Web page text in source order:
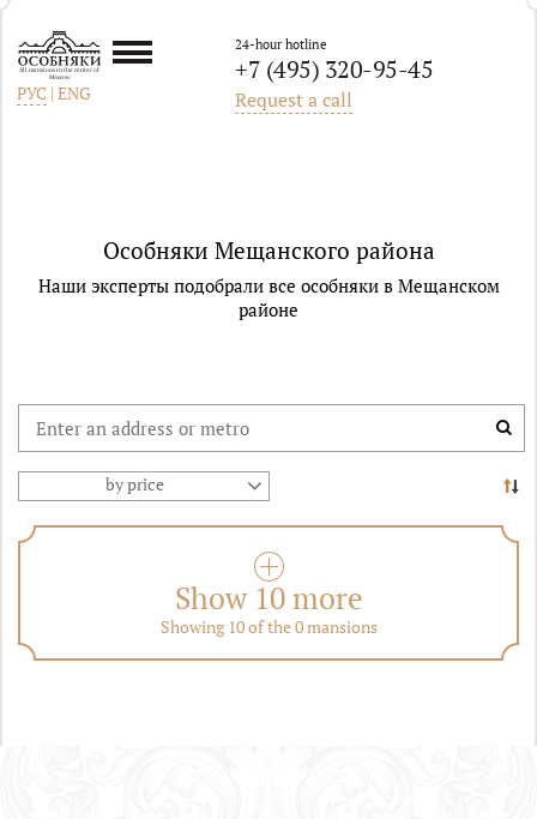
All mansions in the center of
Moscow
РУС | ENG
24-hour hotline
+7 (495) 320-95-45
Request a call
Особняки Мещанского района
Наши эксперты подобрали все особняки в Мещанском
районе
by price
Show 10 more
Showing 10 of the 0 mansions